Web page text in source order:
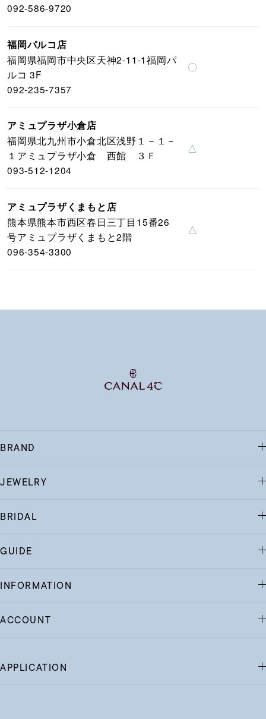
092-586-9720
福岡パルコ店
福岡県福岡市中央区天神2-11-1福岡パ
ルコ 3F
092-235-7357
〇
アミュプラザ小倉店
福岡県北九州市小倉北区浅野１－１－
１アミュプラザ小倉 西館 ３Ｆ
093-512-1204
△
アミュプラザくまもと店
熊本県熊本市西区春日三丁目15番26
号アミュプラザくまもと2階
096-354-3300
△
BRAND
JEWELRY
BRIDAL
GUIDE
INFORMATION
ACCOUNT
APPLICATION